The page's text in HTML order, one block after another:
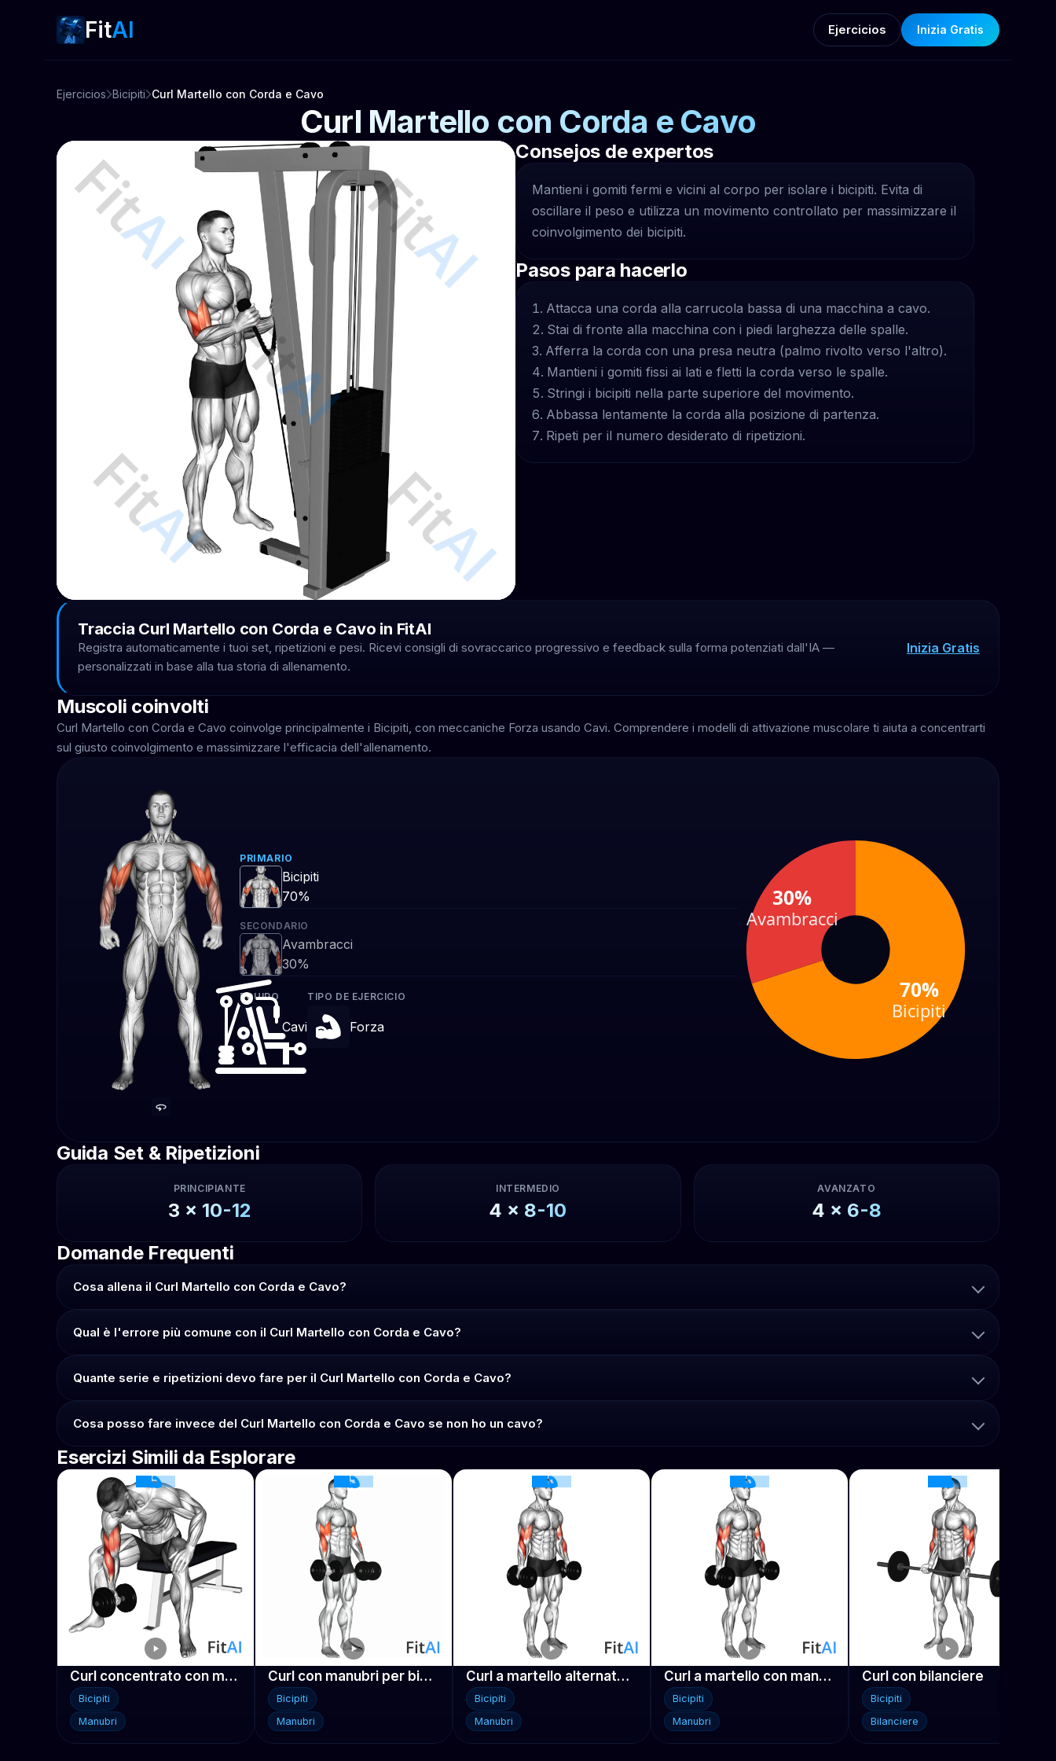
FitAI Ejercicios Inizia Gratis
Ejercicios Bicipiti Curl Martello con Corda e Cavo
Curl Martello con Corda e Cavo
Consejos de expertos
Mantieni i gomiti fermi e vicini al corpo per isolare i bicipiti. Evita di
oscillare il peso e utilizza un movimento controllato per massimizzare il
coinvolgimento dei bicipiti.
Pasos para hacerlo
Attacca una corda alla carrucola bassa di una macchina a cavo.
Stai di fronte alla macchina con i piedi larghezza delle spalle.
Afferra la corda con una presa neutra (palmo rivolto verso l'altro).
Mantieni i gomiti fissi ai lati e fletti la corda verso le spalle.
Stringi i bicipiti nella parte superiore del movimento.
Abbassa lentamente la corda alla posizione di partenza.
Ripeti per il numero desiderato di ripetizioni.
Traccia Curl Martello con Corda e Cavo in FitAI
Registra automaticamente i tuoi set, ripetizioni e pesi. Ricevi consigli di sovraccarico progressivo e feedback sulla forma potenziati dall'IA —
personalizzati in base alla tua storia di allenamento.
Inizia Gratis
Muscoli coinvolti
Curl Martello con Corda e Cavo coinvolge principalmente i Bicipiti, con meccaniche Forza usando Cavi. Comprendere i modelli di attivazione muscolare ti aiuta a concentrarti
sul giusto coinvolgimento e massimizzare l'efficacia dell'allenamento.
PRIMARIO
Bicipiti
70%
SECONDARIO
Avambracci
30%
EQUIPO
Cavi
TIPO DE EJERCICIO
Forza
70%
Bicipiti
30%
Avambracci
Guida Set & Ripetizioni
PRINCIPIANTE
3 x 10-12
INTERMEDIO
4 x 8-10
AVANZATO
4 x 6-8
Domande Frequenti
Cosa allena il Curl Martello con Corda e Cavo?
Qual è l'errore più comune con il Curl Martello con Corda e Cavo?
Quante serie e ripetizioni devo fare per il Curl Martello con Corda e Cavo?
Cosa posso fare invece del Curl Martello con Corda e Cavo se non ho un cavo?
Esercizi Simili da Esplorare
Curl concentrato con manubrio
Bicipiti
Manubri
Curl con manubri per bicipiti
Bicipiti
Manubri
Curl a martello alternato con manubri
Bicipiti
Manubri
Curl a martello con manubri
Bicipiti
Manubri
Curl con bilanciere
Bicipiti
Bilanciere